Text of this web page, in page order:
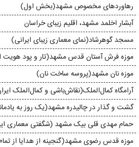
رهاورد‌های مخصوص مشهد(بخش اول)
آبشار اخلمد مشهد، اقلیم زیبا‌ی خراسان
مسجد گوهرشاد(نمای معماری زیبای ایرانی)
موزه‌ فرش آستان قدس مشهد(تار و پود هویت
موزه نان مشهد(پروسه ساخت نان)
آرامگاه کمال‌الملک(نقاش‌باشی و کمال‌الملک
گشت و گذار در چالیدره‌ مشهد(یک روز به
حمام مهدی قلی بیک مشهد (شگفتی معماری
موزه قدس رضوی مشهد(گنجینه از هدایا از